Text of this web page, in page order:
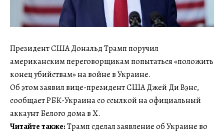
Президент США Дональд Трамп поручил
американским переговорщикам попытаться «положить
конец убийствам» на войне в Украине.
Об этом заявил вице-президент США Джей Ди Вэнс,
сообщает РБК-Украина со ссылкой на официальный
аккаунт Белого дома в X.
Читайте также:Трамп сделал заявление об Украине во